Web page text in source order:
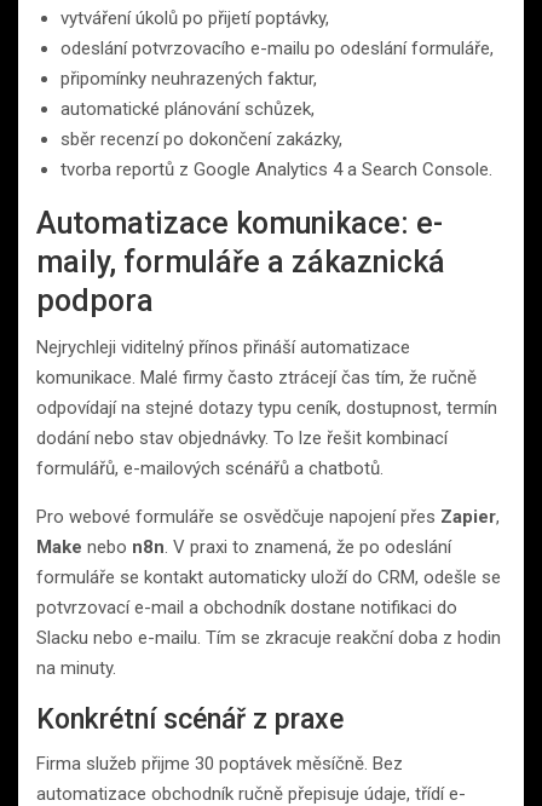
vytváření úkolů po přijetí poptávky,
odeslání potvrzovacího e-mailu po odeslání formuláře,
připomínky neuhrazených faktur,
automatické plánování schůzek,
sběr recenzí po dokončení zakázky,
tvorba reportů z Google Analytics 4 a Search Console.
Automatizace komunikace: e-
maily, formuláře a zákaznická
podpora
Nejrychleji viditelný přínos přináší automatizace
komunikace. Malé firmy často ztrácejí čas tím, že ručně
odpovídají na stejné dotazy typu ceník, dostupnost, termín
dodání nebo stav objednávky. To lze řešit kombinací
formulářů, e-mailových scénářů a chatbotů.
Pro webové formuláře se osvědčuje napojení přes Zapier,
Make nebo n8n. V praxi to znamená, že po odeslání
formuláře se kontakt automaticky uloží do CRM, odešle se
potvrzovací e-mail a obchodník dostane notifikaci do
Slacku nebo e-mailu. Tím se zkracuje reakční doba z hodin
na minuty.
Konkrétní scénář z praxe
Firma služeb přijme 30 poptávek měsíčně. Bez
automatizace obchodník ručně přepisuje údaje, třídí e-